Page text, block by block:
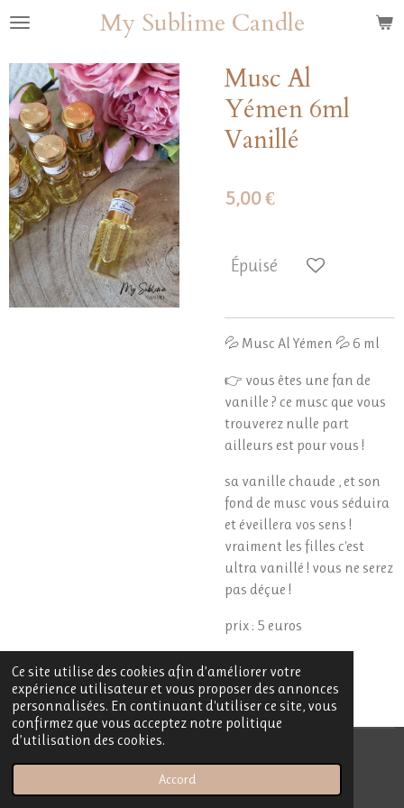
Ce site utilise des cookies afin d’améliorer votre
expérience utilisateur et vous proposer des annonces
personnalisées. En continuant d'utiliser ce site, vous
confirmez que vous acceptez notre politique
d’utilisation des cookies.
Accord
Passer
contenu
principal
My Sublime Candle
Musc Al
Yémen 6ml
Vanillé
5,00 €
Épuisé
💦 Musc Al Yémen 💦 6 ml
👉 vous êtes une fan de
vanille ? ce musc que vous
trouverez nulle part
ailleurs est pour vous !
sa vanille chaude , et son
fond de musc vous séduira
et éveillera vos sens !
vraiment les filles c'est
ultra vanillé ! vous ne serez
pas déçue !
prix : 5 euros